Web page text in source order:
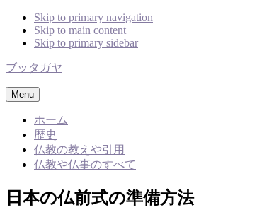
Skip to primary navigation
Skip to main content
Skip to primary sidebar
ブッタガヤ
Menu
ホーム
歴史
仏教の教えや引用
仏教や仏事のすべて
日本の仏前式の準備方法